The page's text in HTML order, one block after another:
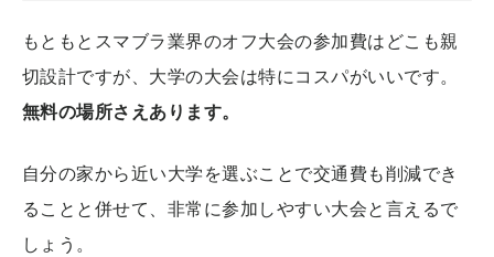
もともとスマブラ業界のオフ大会の参加費はどこも親
切設計ですが、大学の大会は特にコスパがいいです。
無料の場所さえあります。
自分の家から近い大学を選ぶことで交通費も削減でき
ることと併せて、非常に参加しやすい大会と言えるで
しょう。